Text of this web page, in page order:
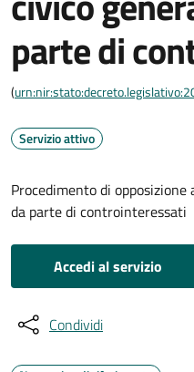
parte di
(
Servizio attivo
Procedimento di
da parte di controinteressati
Accedi al servizio
Condividi